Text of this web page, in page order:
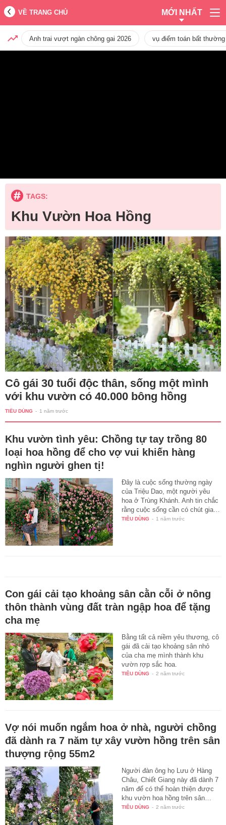
VỀ TRANG CHỦ MỚI NHẤT
Anh trai vượt ngàn chông gai 2026 vụ điểm toán bất
TAGS:
Khu Vườn Hoa Hồng
Cô gái 30 tuổi độc thân, sống một mình
với khu vườn có 40.000 bông hồng
TIÊU DÙNG - 1 năm trước
Khu vườn tình yêu: Chồng tự tay trồng 80
loại hoa hồng để cho vợ vui khiến hàng
nghìn người ghen tị!
Đây là cuộc sống thường ngày
của Triệu Dao, một người yêu
hoa ở Trùng Khánh. Anh tin chắc
rằng cuộc sống cần có chút gia…
TIÊU DÙNG - 1 năm trước
Con gái cải tạo khoảng sân cằn cỗi ở nông
thôn thành vùng đất tràn ngập hoa để tặng
cha mẹ
Bằng tất cả niềm yêu thương, cô
gái đã cải tạo khoảng sân nhỏ
của cha mẹ mình thành khu
vườn rợp sắc hoa.
TIÊU DÙNG - 2 năm trước
Vợ nói muốn ngắm hoa ở nhà, người chồng
đã dành ra 7 năm tự xây vườn hồng trên sân
thượng rộng 55m2
Người đàn ông họ Lưu ở Hàng
Châu, Chiết Giang này đã dành 7
năm để có thể hoàn thiện được
khu vườn hoa hồng trên sân…
TIÊU DÙNG - 2 năm trước